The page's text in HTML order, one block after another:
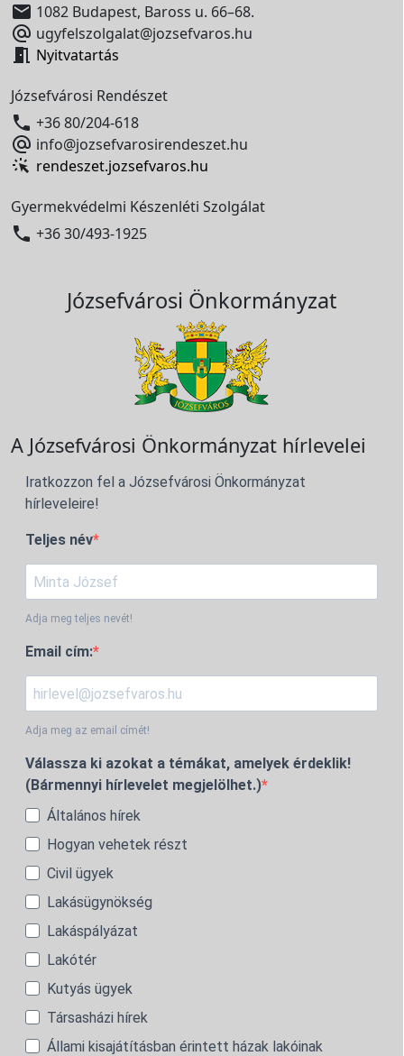
 1082 Budapest, Baross u. 66–68.
 ugyfelszolgalat@jozsefvaros.hu
 Nyitvatartás
Józsefvárosi Rendészet
 +36 80/204-618
 info@jozsefvarosirendeszet.hu
rendeszet.jozsefvaros.hu
Gyermekvédelmi Készenléti Szolgálat
 +36 30/493-1925
Józsefvárosi Önkormányzat
A Józsefvárosi Önkormányzat hírlevelei
Iratkozzon fel a Józsefvárosi Önkormányzat
hírleveleire!
Teljes név
Adja meg teljes nevét!
Email cím:
Adja meg az email címét!
Válassza ki azokat a témákat, amelyek érdeklik!
(Bármennyi hírlevelet megjelölhet.)
Általános hírek
Hogyan vehetek részt
Civil ügyek
Lakásügynökség
Lakáspályázat
Lakótér
Kutyás ügyek
Társasházi hírek
Állami kisajátításban érintett házak lakóinak